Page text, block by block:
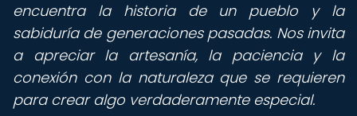
encuentra la historia de un pueblo y la
sabiduría de generaciones pasadas. Nos invita
a apreciar la artesanía, la paciencia y la
conexión con la naturaleza que se requieren
para crear algo verdaderamente especial.